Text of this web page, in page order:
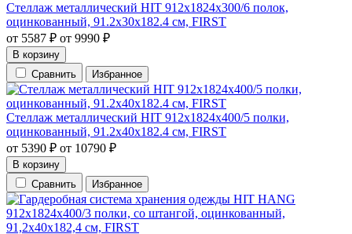
Стеллаж металлический HIT 912х1824х300/6 полок,
оцинкованный, 91.2х30х182.4 см, FIRST
от 5587 ₽ от 9990 ₽
В корзину
Сравнить
Избранное
Стеллаж металлический HIT 912х1824х400/5 полки,
оцинкованный, 91.2х40х182.4 см, FIRST
от 5390 ₽ от 10790 ₽
В корзину
Сравнить
Избранное